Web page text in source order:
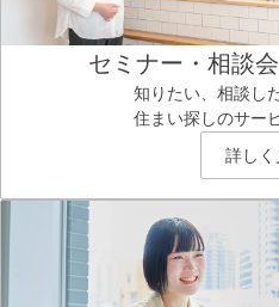
セミナー・相談
知りたい、相談し
住まい探しのサー
詳しく